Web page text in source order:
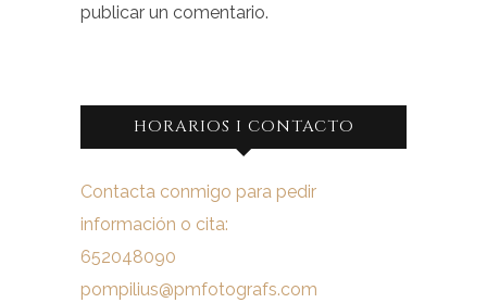
publicar un comentario.
HORARIOS I CONTACTO
Contacta conmigo para pedir
información o cita:
652048090
pompilius@pmfotografs.com